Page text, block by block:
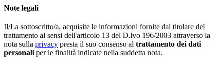
Note legali
Il/La sottoscritto/a, acquisite le informazioni fornite dal titolare del
trattamento ai sensi dell'articolo 13 del D.lvo 196/2003 attraverso la
nota sulla privacy presta il suo consenso al trattamento dei dati
personali per le finalità indicate nella suddetta nota.